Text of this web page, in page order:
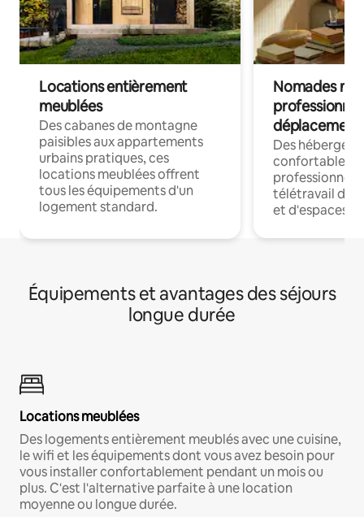
Locations entièrement
meublées
Des cabanes de montagne
paisibles aux appartements
urbains pratiques, ces
locations meublées offrent
tous les équipements d'un
logement standard.
Nomades
déplacement
Des
confortables
professionnels
télétravail
et d'espaces
Équipements et avantages des séjours
longue durée
Locations meublées
Des logements entièrement meublés avec une cuisine,
le wifi et les équipements dont vous avez besoin pour
vous installer confortablement pendant un mois ou
plus. C'est l'alternative parfaite à une location
moyenne ou longue durée.